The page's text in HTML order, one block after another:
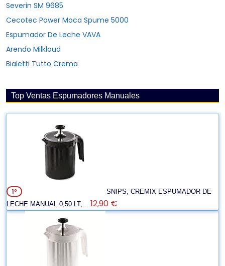
Severin SM 9685
Cecotec Power Moca Spume 5000
Espumador De Leche VAVA
Arendo Milkloud
Bialetti Tutto Crema
Top Ventas Espumadores Manuales
1º
SNIPS, CREMIX ESPUMADOR DE
LECHE MANUAL 0,50 LT,... 12,90 €